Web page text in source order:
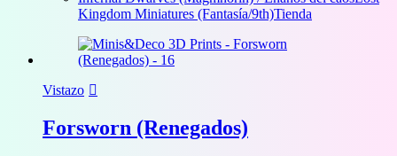
precios:
70,00 €
hasta
Kingdom Miniatures (Fantasía/9th)Tienda
Vistazo
Forsworn (Renegados)